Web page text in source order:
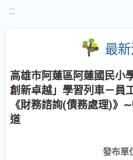
:::
最
高雄市阿蓮區阿蓮國民小
創新卓越」學習列車－員
《財務諮詢(債務處理)》
道
發布單